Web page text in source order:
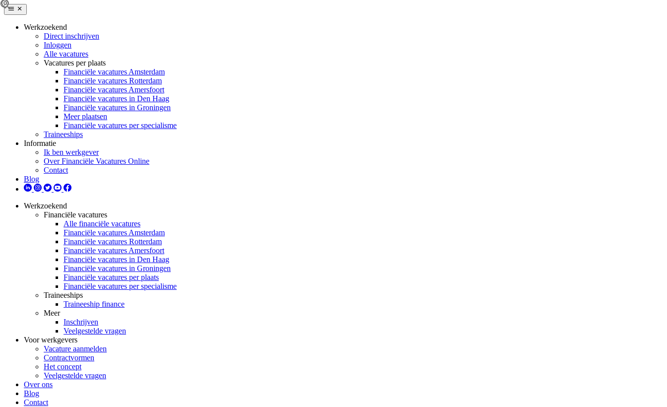
Werkzoekend
Direct inschrijven
Inloggen
Alle vacatures
Vacatures per plaats
Financiële vacatures Amsterdam
Financiële vacatures Rotterdam
Financiële vacatures Amersfoort
Financiële vacatures in Den Haag
Financiële vacatures in Groningen
Meer plaatsen
Financiële vacatures per specialisme
Traineeships
Informatie
Ik ben werkgever
Over Financiële Vacatures Online
Contact
Blog
Werkzoekend
Financiële vacatures
Alle financiële vacatures
Financiële vacatures Amsterdam
Financiële vacatures Rotterdam
Financiële vacatures Amersfoort
Financiële vacatures in Den Haag
Financiële vacatures in Groningen
Financiële vacatures per plaats
Financiële vacatures per specialisme
Traineeships
Traineeship finance
Meer
Inschrijven
Veelgestelde vragen
Voor werkgevers
Vacature aanmelden
Contractvormen
Het concept
Veelgestelde vragen
Over ons
Blog
Contact